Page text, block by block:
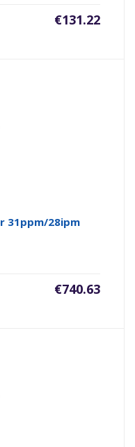
€131.22
31ppm/28ipm
€740.63